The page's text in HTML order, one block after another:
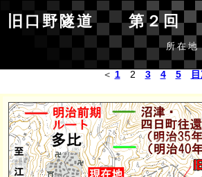
旧口野隧道 第２回
所在
＜ 12 3 4 5